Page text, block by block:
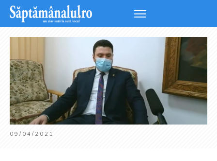
09/04/2021